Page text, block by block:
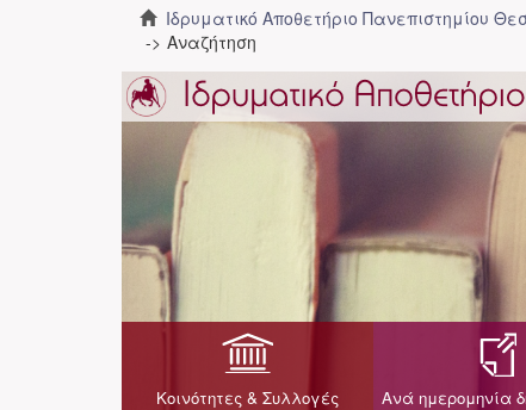
Ιδρυματικό Αποθετήριο Πανεπιστημίου
Αναζήτηση
Κοινότητες & Συλλογές Ανά ημερομηνία